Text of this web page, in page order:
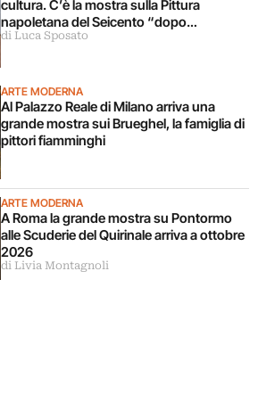
cultura. C’è la mostra sulla Pittura
napoletana del Seicento “dopo
Caravaggio”
di Luca Sposato
ARTE MODERNA
Al Palazzo Reale di Milano arriva una
grande mostra sui Brueghel, la famiglia di
pittori fiamminghi
ARTE MODERNA
A Roma la grande mostra su Pontormo
alle Scuderie del Quirinale arriva a ottobre
2026
di Livia Montagnoli